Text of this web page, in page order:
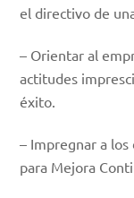
el directivo de
– Orientar al
actitudes
éxito.
– Impregnar a
para Mejora